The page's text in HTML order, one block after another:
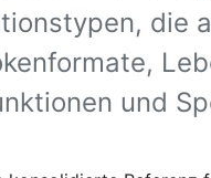
die
und